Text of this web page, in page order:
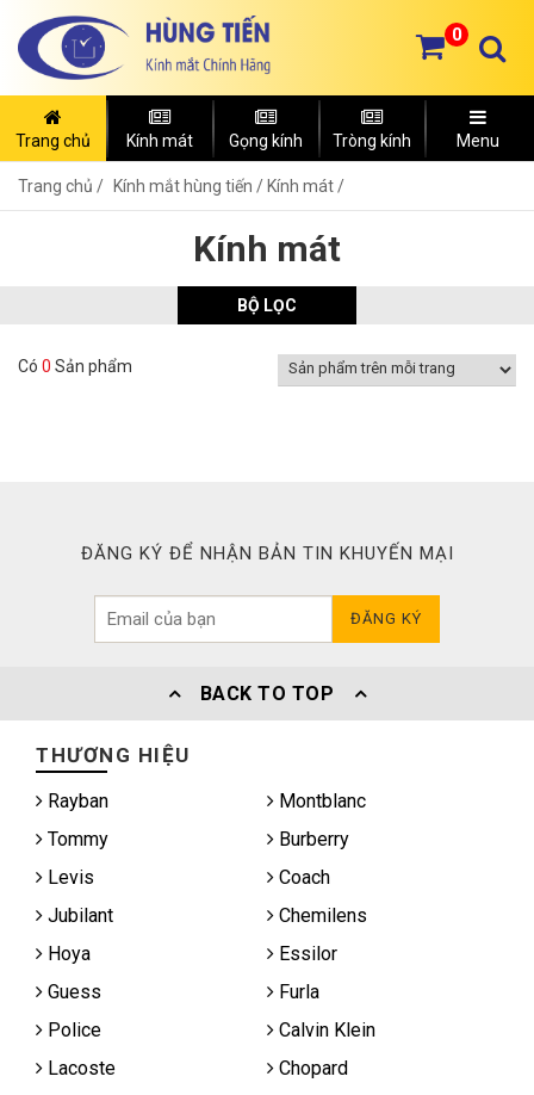
0
Trang chủ Kính mát Gọng kính Tròng kính Menu
Trang chủ Kính mắt hùng tiến / Kính mát /
Kính mát
BỘ LỌC
Có 0 Sản phẩm
ĐĂNG KÝ ĐỂ NHẬN BẢN TIN KHUYẾN MẠI
ĐĂNG KÝ
BACK TO TOP
THƯƠNG HIỆU
Rayban
Montblanc
Tommy
Burberry
Levis
Coach
Jubilant
Chemilens
Hoya
Essilor
Guess
Furla
Police
Calvin Klein
Lacoste
Chopard